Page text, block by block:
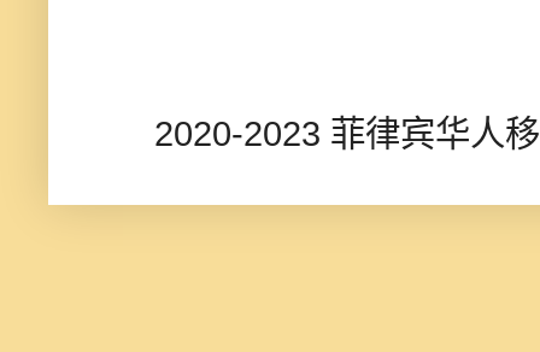
2020-2023 菲律宾华人